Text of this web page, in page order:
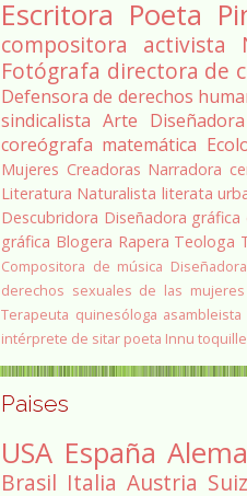
Escritora Poeta
compositora
activista
Fotógrafa directora de
Defensora de derechos
sindicalista Arte Diseñadora
coreógrafa matemática
Mujeres Creadoras Narradora
Literatura Naturalista literata
Descubridora Diseñadora gráfica
gráfica Blogera Rapera Teologa
Compositora de música
derechos sexuales de las mujeres
Terapeuta quinesóloga asambleista
intérprete de sitar poeta Innu
Paises
USA España
Brasil Italia Austria